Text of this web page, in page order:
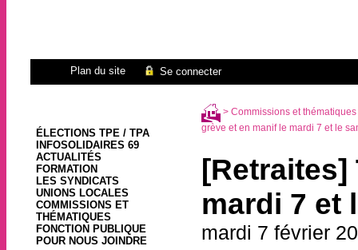
Plan du site Se connecter
ÉLECTIONS TPE / TPA
INFOSOLIDAIRES 69
ACTUALITÉS
FORMATION
LES SYNDICATS
UNIONS LOCALES
COMMISSIONS ET
THÉMATIQUES
FONCTION PUBLIQUE
POUR NOUS JOINDRE
> Commissions et thématiques
grève et en manif le mardi 7 et le
[Retraites]
mardi 7 et
mardi 7 février